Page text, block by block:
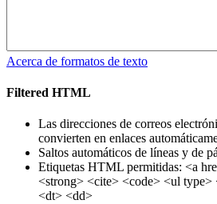
Acerca de formatos de texto
Filtered HTML
Las direcciones de correos
convierten en enlaces
Saltos automáticos de líneas y de
Etiquetas HTML permitidas: <a
<strong> <cite> <code> <ul
<dt> <dd>